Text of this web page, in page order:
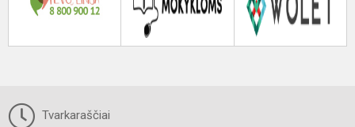
Tvarkaraščiai